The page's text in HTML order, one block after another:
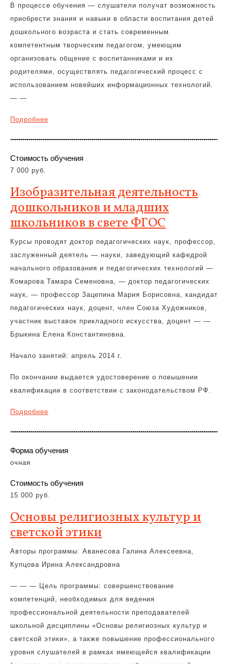
В процессе обучения — слушатели получат возможность
приобрести знания и навыки в области воспитания детей
дошкольного возраста и стать современным
компетентным творческим педагогом, умеющим
организовать общение с воспитанниками и их
родителями, осуществлять педагогический процесс с
использованием новейших информационных технологий.
— —
Подробнее
Стоимость обучения
7 000 руб.
Изобразительная деятельность
дошкольников и младших
школьников в свете ФГОС
Курсы проводят доктор педагогических наук, профессор,
заслуженный деятель — науки, заведующий кафедрой
начального образования и педагогических технологий —
Комарова Тамара Семеновна, — доктор педагогических
наук, — профессор Зацепина Мария Борисовна, кандидат
педагогических наук, доцент, член Союза Художников,
участник выставок прикладного искусства, доцент — —
Брыкина Елена Константиновна.
Начало занятий: апрель 2014 г.
По окончании выдается удостоверение о повышении
квалификации в соответствии с законодательством РФ.
Подробнее
Форма обучения
очная
Стоимость обучения
15 000 руб.
Основы религиозных культур и
светской этики
Авторы программы: Аванесова Галина Алексеевна,
Купцова Ирина Александровна
— — — Цель программы: совершенствование
компетенций, необходимых для ведения
профессиональной деятельности преподавателей
школьной дисциплины «Основы религиозных культур и
светской этики», а также повышение профессионального
уровня слушателей в рамках имеющейся квалификации